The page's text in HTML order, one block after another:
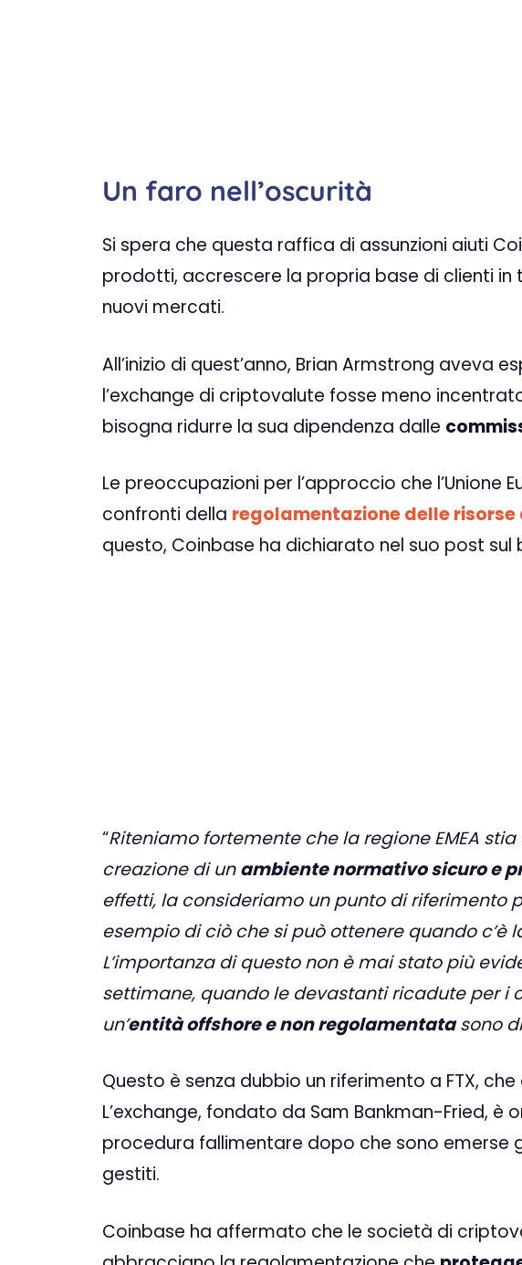
Un faro nell’oscurità
Si spera che questa raffica di assunzioni aiuti
prodotti, accrescere la propria base di clienti in
nuovi mercati.
All’inizio di quest’anno, Brian Armstrong aveva
l’exchange di criptovalute fosse meno
bisogna ridurre la sua dipendenza dalle
Le preoccupazioni per l’approccio che l’Unione
confronti della regolamentazione delle
questo, Coinbase ha dichiarato nel suo post sul
“Riteniamo fortemente che la regione EMEA
creazione di unambiente normativo sicuro e
effetti, la consideriamo un punto di riferimento
esempio di ciò che si può ottenere quando c’è
L’importanza di questo non è mai stato più
settimane, quando le devastanti ricadute per i
un’entità offshore e non regolamentatasono
Questo è senza dubbio un riferimento a FTX,
L’exchange, fondato da Sam Bankman-Fried, è
procedura fallimentare dopo che sono emerse
gestiti.
Coinbase ha affermato che le società di